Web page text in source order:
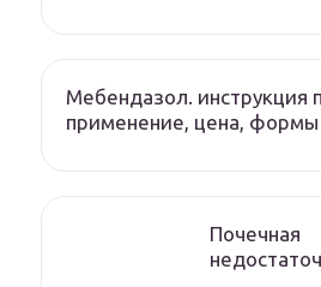
Мебендазол. инструкция
применение, цена, формы
Почечная